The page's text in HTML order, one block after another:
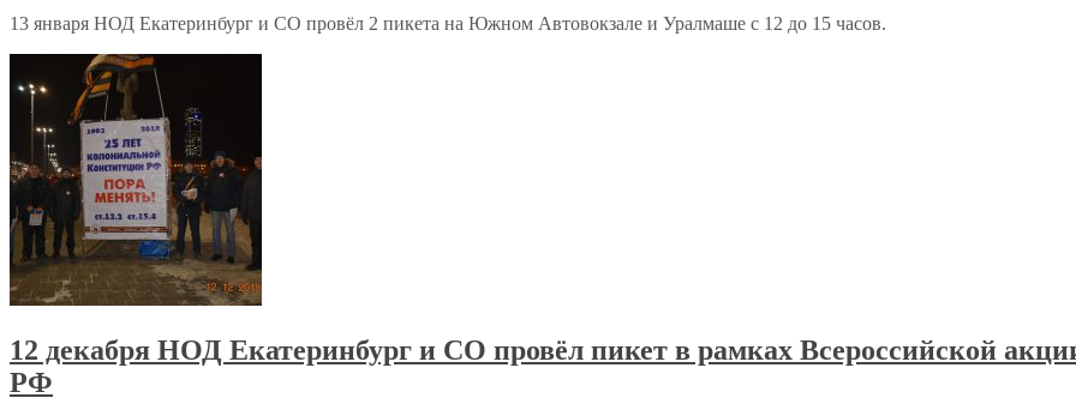
13 января НОД Екатеринбург и СО провёл 2 пикета на Южном Автовокзале и Уралмаше с 12 до 15 часов.
12 декабря НОД Екатеринбург и СО провёл пикет в рамках Всероссийской
РФ